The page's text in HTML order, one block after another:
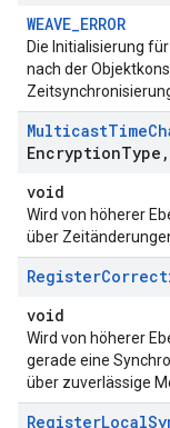
WEAVE_ERROR
Die Initialisierung
nach der
MulticastTime
EncryptionType ,
void
Wird von höherer
über
Register
void
Wird von höherer
gerade eine
über zuverlässige
RegisterLocal